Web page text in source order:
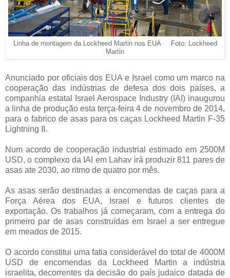
Linha de montagem da Lockheed Martin nos EUA Foto: Lockheed
Martin
Anunciado por oficiais dos EUA e Israel como um marco na
cooperação das indústrias de defesa dos dois países, a
companhia estatal Israel Aerospace Industry (IAI) inaugurou
a linha de produção esta terça-feira 4 de novembro de 2014,
para o fabrico de asas para os caças Lockheed Martin F-35
Lightning II.
Num acordo de cooperação industrial estimado em 2500M
USD, o complexo da IAI em Lahav irá produzir 811 pares de
asas ate 2030, ao ritmo de quatro por mês.
As asas serão destinadas a encomendas de caças para a
Força Aérea dos EUA, Israel e futuros clientes de
exportação. Os trabalhos já começaram, com a entrega do
primeiro par de asas construídas em Israel a ser entregue
em meados de 2015.
O acordo constitui uma fatia considerável do total de 4000M
USD de encomendas da Lockheed Martin a indústria
israelita, decorrentes da decisão do país judaico datada de